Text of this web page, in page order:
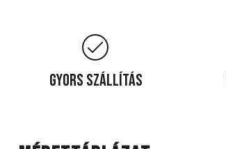
Gyors szállítás